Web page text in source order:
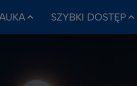
SZYBKI DOSTĘP